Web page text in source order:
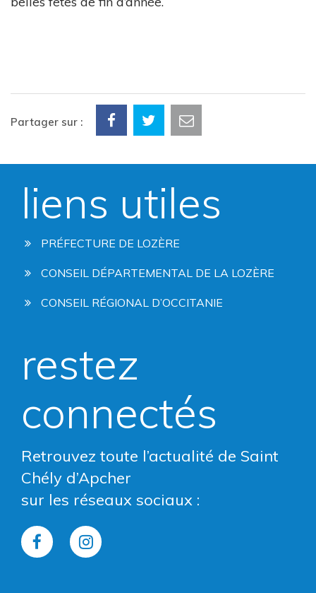
Partager sur :
liens utiles
PRÉFECTURE DE LOZÈRE
CONSEIL DÉPARTEMENTAL DE LA LOZÈRE
CONSEIL RÉGIONAL D’OCCITANIE
restez
connectés
Retrouvez toute l’actualité de Saint
Chély d’Apcher
sur les réseaux sociaux :
Lien
Lien